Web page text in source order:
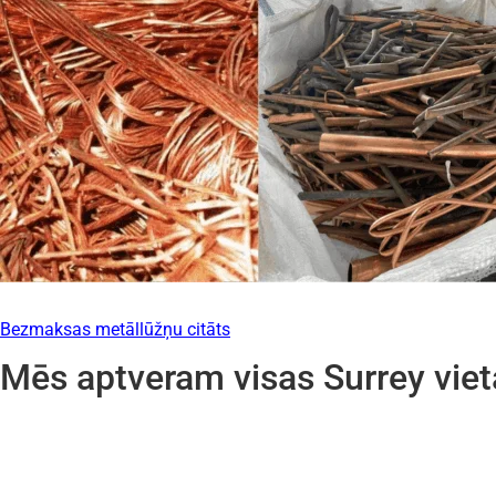
Bezmaksas metāllūžņu citāts
Mēs aptveram visas Surrey